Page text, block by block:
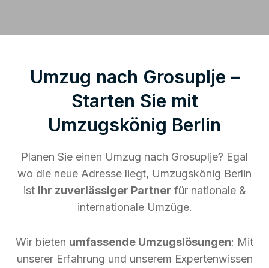
Umzug nach Grosuplje –
Starten Sie mit
Umzugskönig Berlin
Planen Sie einen Umzug nach Grosuplje? Egal
wo die neue Adresse liegt, Umzugskönig Berlin
ist Ihr zuverlässiger Partner für nationale &
internationale Umzüge.
Wir bieten umfassende Umzugslösungen: Mit
unserer Erfahrung und unserem Expertenwissen